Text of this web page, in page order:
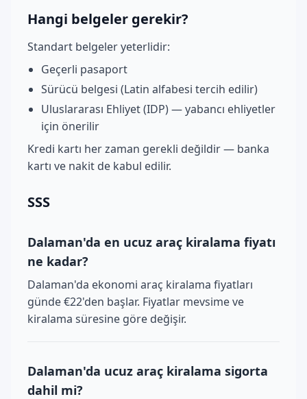
Hangi belgeler gerekir?
Standart belgeler yeterlidir:
Geçerli pasaport
Sürücü belgesi (Latin alfabesi tercih edilir)
Uluslararası Ehliyet (IDP) — yabancı ehliyetler
için önerilir
Kredi kartı her zaman gerekli değildir — banka
kartı ve nakit de kabul edilir.
SSS
Dalaman'da en ucuz araç kiralama fiyatı
ne kadar?
Dalaman'da ekonomi araç kiralama fiyatları
günde €22'den başlar. Fiyatlar mevsime ve
kiralama süresine göre değişir.
Dalaman'da ucuz araç kiralama sigorta
dahil mi?